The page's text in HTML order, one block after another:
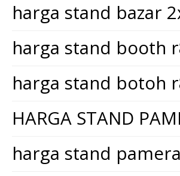
harga stand bazar
harga stand booth
harga stand botoh
HARGA STAND
harga stand